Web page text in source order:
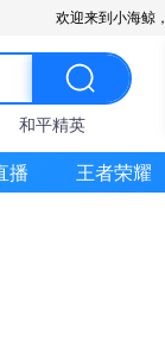
欢迎来到小海鲸，
和平精英
播 王者荣耀